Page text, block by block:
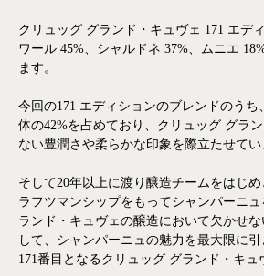
ème
ème
ème
ème
ème
ème
ème
ème
クリュッグ グランド・キュヴェ 171 エデ
ワール 45%、シャルドネ 37%、ムニエ
ます。
今回の171 エディションのブレンドのう
体の42%を占めており、クリュッグ グラ
ない豊潤さや柔らかな印象を際立たせてい
そして20年以上に渡り醸造チームをはじ
ラフツマンシップをもってシャンパーニ
ランド・キュヴェの醸造において欠かせ
して、シャンパーニュの魅力を最大限に
171番目となるクリュッグ グランド・キュ